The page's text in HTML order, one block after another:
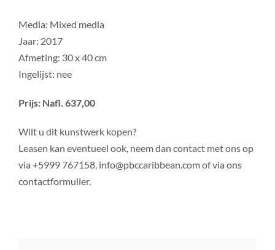
Media: Mixed media
Jaar: 2017
Afmeting: 30 x 40 cm
Ingelijst: nee
Prijs: Nafl. 637,00
Wilt u dit kunstwerk kopen?
Leasen kan eventueel ook, neem dan contact met ons op
via +5999 767158, info@pbccaribbean.com of via ons
contactformulier.